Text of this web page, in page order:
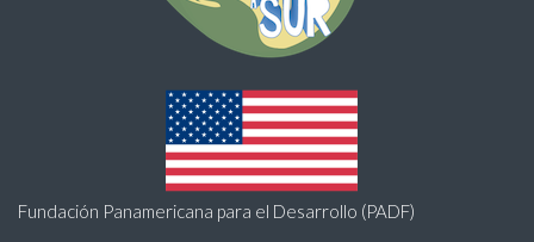
Fundación Panamericana para el Desarrollo (PADF)